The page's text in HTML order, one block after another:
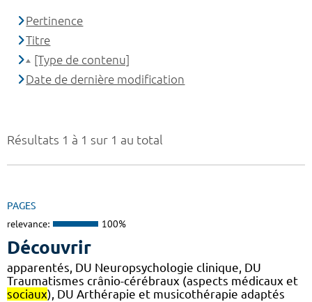
Résultats 1 à 1 sur 1 au total
PAGES
relevance: 100%
Découvrir
apparentés, DU Neuropsychologie clinique, DU
Traumatismes crânio-cérébraux (aspects médicaux et
sociaux), DU Arthérapie et musicothérapie adaptés
Pertinence
Titre
[Type de contenu]
Date de dernière modification